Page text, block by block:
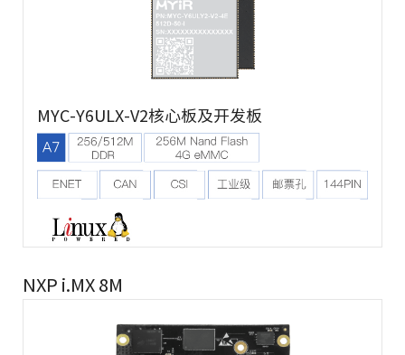
MYC-Y6ULX-V2核心板及开发板
NXP i.MX 8M